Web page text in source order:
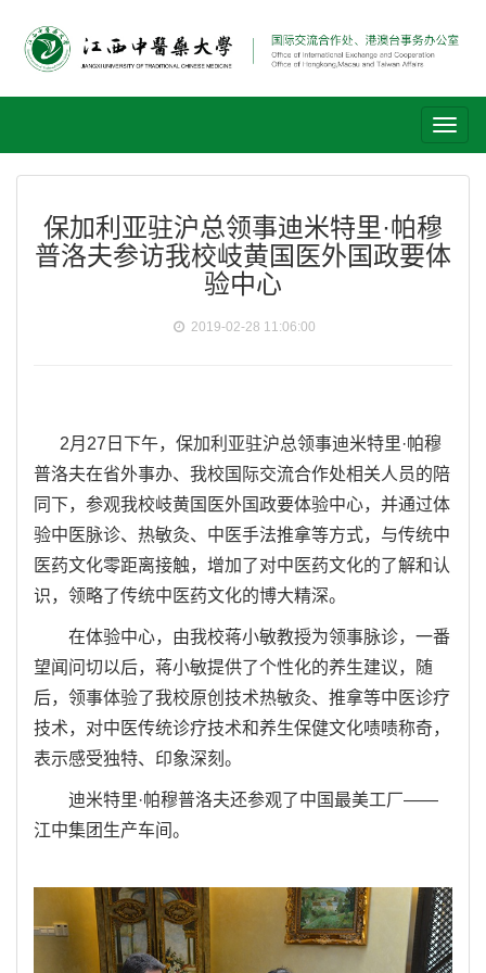
保加利亚驻沪总领事迪米特里·帕穆
普洛夫参访我校岐黄国医外国政要体
验中心
2019-02-28 11:06:00
2月27日下午，保加利亚驻沪总领事迪米特里·帕穆
普洛夫在省外事办、我校国际交流合作处相关人员的陪
同下，参观我校岐黄国医外国政要体验中心，并通过体
验中医脉诊、热敏灸、中医手法推拿等方式，与传统中
医药文化零距离接触，增加了对中医药文化的了解和认
识，领略了传统中医药文化的博大精深。
在体验中心，由我校蒋小敏教授为领事脉诊，一番
望闻问切以后，蒋小敏提供了个性化的养生建议，随
后，领事体验了我校原创技术热敏灸、推拿等中医诊疗
技术，对中医传统诊疗技术和养生保健文化啧啧称奇，
表示感受独特、印象深刻。
迪米特里·帕穆普洛夫还参观了中国最美工厂——
江中集团生产车间。